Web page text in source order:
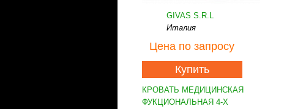
GIVAS S.R.L
Италия
Цена по запросу
Купить
КРОВАТЬ МЕДИЦИНСКАЯ
ФУКЦИОНАЛЬНАЯ 4-Х